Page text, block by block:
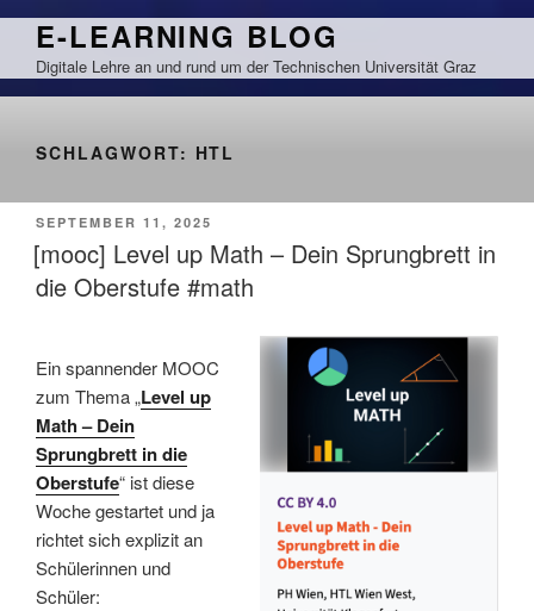
Zum
springen
E-LEARNING BLOG
Digitale Lehre an und rund um der Technischen Universität Graz
SCHLAGWORT: HTL
VERÖFFENTLICHT
AM
SEPTEMBER 11, 2025
[mooc] Level up Math – Dein Sprungbrett in
die Oberstufe #math
Ein spannender MOOC
zum Thema „Level up
Math – Dein
Sprungbrett in die
Oberstufe“ ist diese
Woche gestartet und ja
richtet sich explizit an
Schülerinnen und
Schüler: